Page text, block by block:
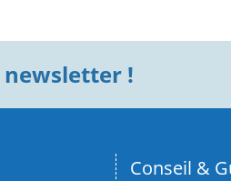
newsletter !
Conseil &